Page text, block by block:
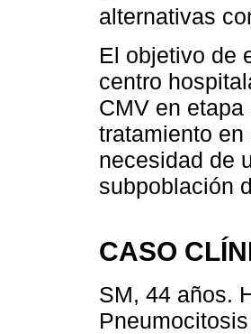
alternativas
El objetivo de
centro
CMV en
tratamiento
necesidad de
subpoblación
CASO
SM, 44 años.